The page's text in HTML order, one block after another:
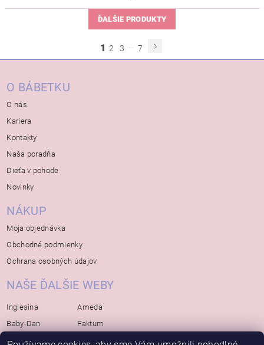
ĎALŠIE PRODUKTY
1 2 3 7
O BÁBETKU
O nás
Kariera
Kontakty
Naša poradňa
Dieťa v pohode
Novinky
NÁKUP
Moja objednávka
Obchodné podmienky
Ochrana osobných údajov
NAŠE ĎALŠIE WEBY
Inglesina
Baby-Dan
Rialto
Ameda
Faktum
Koelstra